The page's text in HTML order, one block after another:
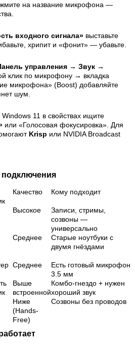
на название микрофона —
входного сигнала»выставьте
хрипит и «фонит» — убавьте.
управления → Звук →
клик по микрофону → вкладка
микрофона» (Boost) добавляйте
шум.
11 в свойствах ищите
или «Голосовая фокусировка». Для
Krisp или NVIDIA Broadcast
Качество Кому подходит
Высокое
Записи, стримы,
созвоны —
универсально
Среднее
Старые ноутбуки с
двумя гнёздами
Среднее
Есть готовый микрофон
3.5 мм
Выше
встроенной
Комбо-гнездо + нужен
хороший звук
Ниже
(Hands-
Free)
Созвоны без проводов